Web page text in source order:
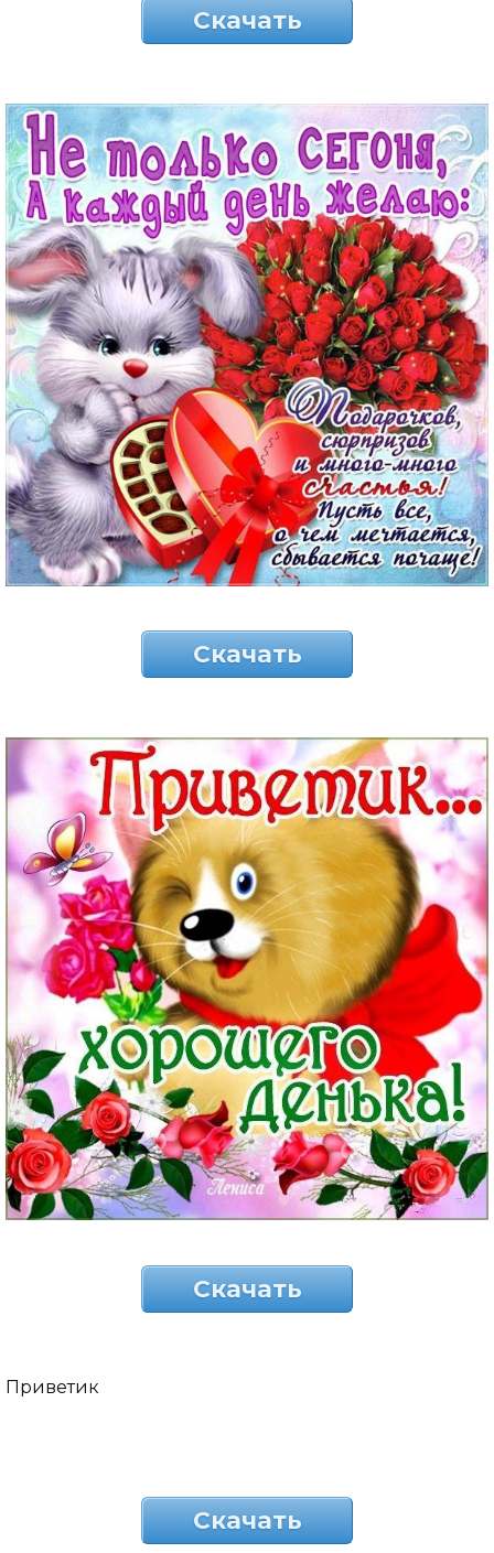
Скачать
Скачать
Скачать
Приветик
Скачать